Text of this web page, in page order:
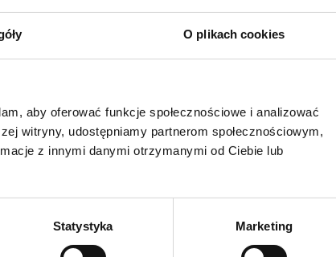
O plikach cookies
aby oferować funkcje społecznościowe i analizować
witryny, udostępniamy partnerom społecznościowym,
z innymi danymi otrzymanymi od Ciebie lub
Statystyka Marketing
danych, terminowa
Stały kontakt
Zapewniamy